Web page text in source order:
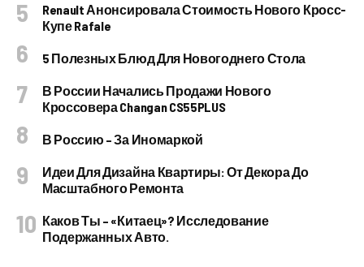
Renault Анонсировала Стоимость Нового Кросс-
Купе Rafale
5 Полезных Блюд Для Новогоднего Стола
В России Начались Продажи Нового
Кроссовера Changan CS55PLUS
В Россию – За Иномаркой
Идеи Для Дизайна Квартиры: От Декора До
Масштабного Ремонта
Каков Ты – «китаец»? Исследование
Подержанных Авто.